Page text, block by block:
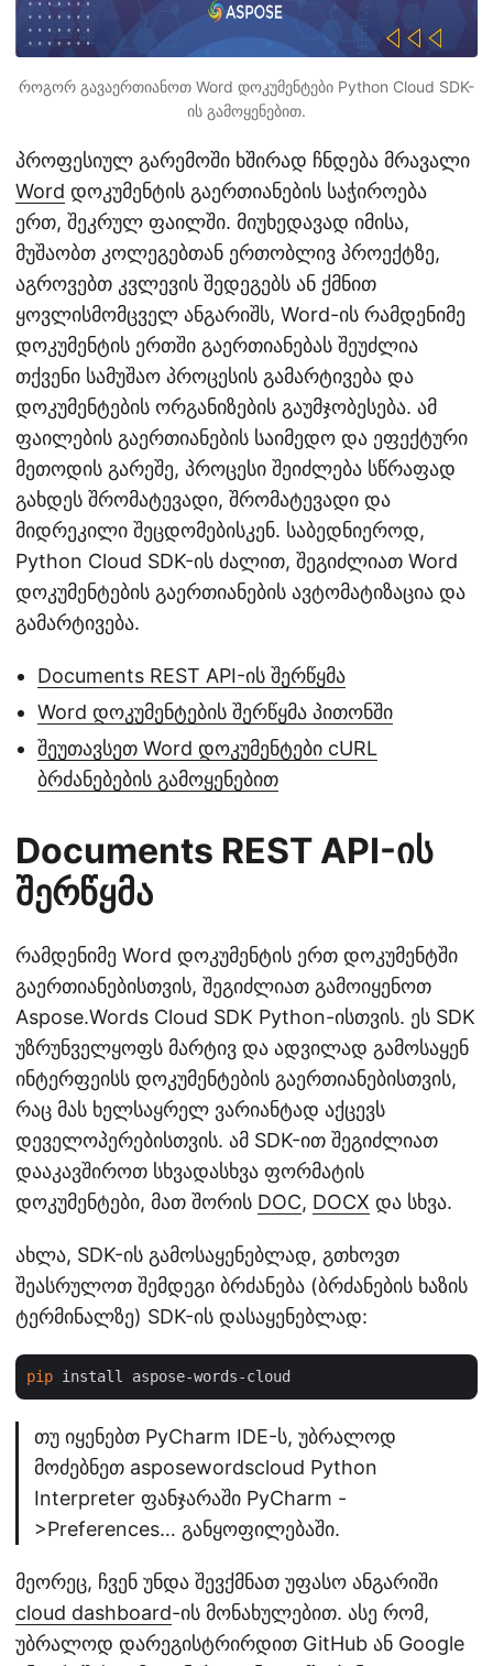
როგორ გავაერთიანოთ Word დოკუმენტები Python Cloud SDK-
ის გამოყენებით.
პროფესიულ გარემოში ხშირად ჩნდება მრავალი
Word დოკუმენტის გაერთიანების საჭიროება
ერთ, შეკრულ ფაილში. მიუხედავად იმისა,
მუშაობთ კოლეგებთან ერთობლივ პროექტზე,
აგროვებთ კვლევის შედეგებს ან ქმნით
ყოვლისმომცველ ანგარიშს, Word-ის რამდენიმე
დოკუმენტის ერთში გაერთიანებას შეუძლია
თქვენი სამუშაო პროცესის გამარტივება და
დოკუმენტების ორგანიზების გაუმჯობესება. ამ
ფაილების გაერთიანების საიმედო და ეფექტური
მეთოდის გარეშე, პროცესი შეიძლება სწრაფად
გახდეს შრომატევადი, შრომატევადი და
მიდრეკილი შეცდომებისკენ. საბედნიეროდ,
Python Cloud SDK-ის ძალით, შეგიძლიათ Word
დოკუმენტების გაერთიანების ავტომატიზაცია და
გამარტივება.
Documents REST API-ის შერწყმა
Word დოკუმენტების შერწყმა პითონში
შეუთავსეთ Word დოკუმენტები cURL
ბრძანებების გამოყენებით
Documents REST API-ის
შერწყმა
რამდენიმე Word დოკუმენტის ერთ დოკუმენტში
გაერთიანებისთვის, შეგიძლიათ გამოიყენოთ
Aspose.Words Cloud SDK Python-ისთვის. ეს SDK
უზრუნველყოფს მარტივ და ადვილად გამოსაყენ
ინტერფეისს დოკუმენტების გაერთიანებისთვის,
რაც მას ხელსაყრელ ვარიანტად აქცევს
დეველოპერებისთვის. ამ SDK-ით შეგიძლიათ
დააკავშიროთ სხვადასხვა ფორმატის
დოკუმენტები, მათ შორის DOC, DOCX და სხვა.
ახლა, SDK-ის გამოსაყენებლად, გთხოვთ
შეასრულოთ შემდეგი ბრძანება (ბრძანების ხაზის
ტერმინალზე) SDK-ის დასაყენებლად:
pip
თუ იყენებთ PyCharm IDE-ს, უბრალოდ
მოძებნეთ asposewordscloud Python
Interpreter ფანჯარაში PyCharm -
>Preferences… განყოფილებაში.
მეორეც, ჩვენ უნდა შევქმნათ უფასო ანგარიში
cloud dashboard-ის მონახულებით. ასე რომ,
უბრალოდ დარეგისტრირდით GitHub ან Google